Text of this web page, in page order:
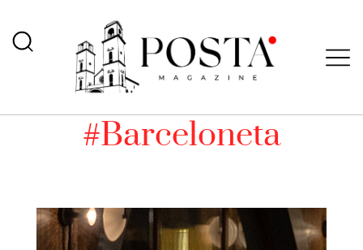
#Barceloneta